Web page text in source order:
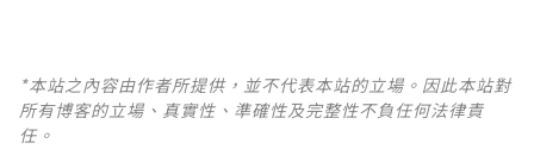
*本站之內容由作者所提供，並不代表本站的立場。因此本站對
所有博客的立場、真實性、準確性及完整性不負任何法律責
任。